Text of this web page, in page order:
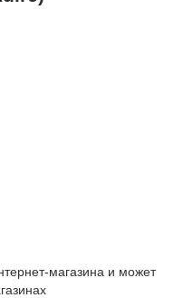
магазина и может